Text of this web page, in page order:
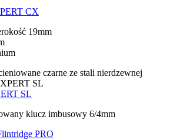
CX
19mm
czarne ze stali nierdzewnej
SL
SL
klucz imbusowy 6/4mm
PRO